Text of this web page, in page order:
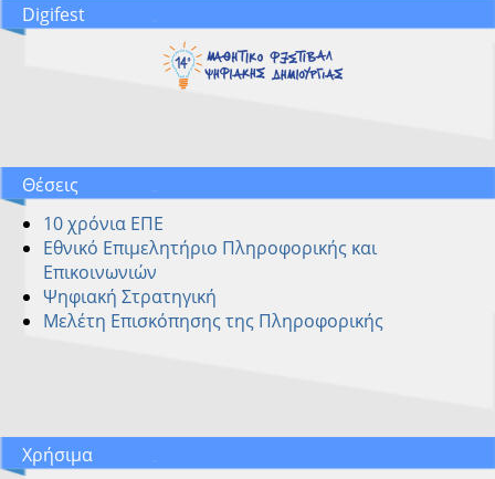
Digifest
Θέσεις
10 χρόνια ΕΠΕ
Εθνικό Επιμελητήριο Πληροφορικής και
Επικοινωνιών
Ψηφιακή Στρατηγική
Μελέτη Επισκόπησης της Πληροφορικής
Χρήσιμα